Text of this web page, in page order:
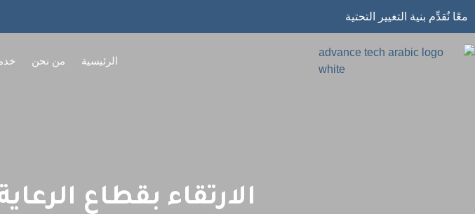
معًا نُقدِّم بنية التغيير التحتية
الرئيسية من نحن
الارتقاء بقطاع